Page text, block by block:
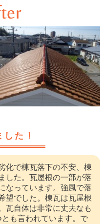
た！
化で棟瓦落下の不安、棟
した。瓦屋根の一部が落
なっています。強風で落
望でした。棟瓦は瓦屋根
瓦自体は非常に丈夫なも
も言われています。で